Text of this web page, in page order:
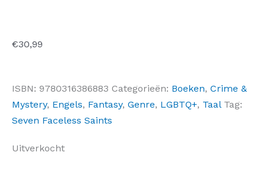
€30,99
ISBN: 9780316386883 Categorieën: Boeken, Crime &
Mystery, Engels, Fantasy, Genre, LGBTQ+, Taal Tag:
Seven Faceless Saints
Uitverkocht